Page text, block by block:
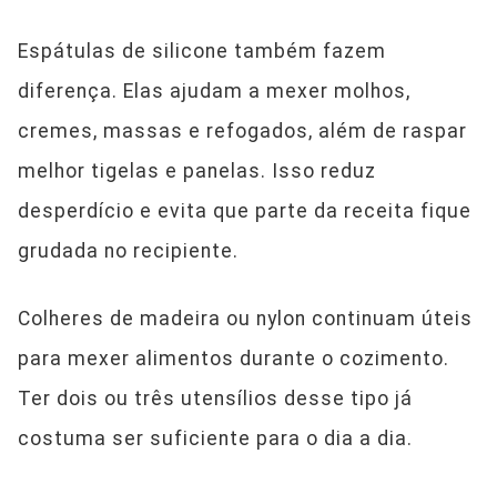
Espátulas de silicone também fazem
diferença. Elas ajudam a mexer molhos,
cremes, massas e refogados, além de raspar
melhor tigelas e panelas. Isso reduz
desperdício e evita que parte da receita fique
grudada no recipiente.
Colheres de madeira ou nylon continuam úteis
para mexer alimentos durante o cozimento.
Ter dois ou três utensílios desse tipo já
costuma ser suficiente para o dia a dia.